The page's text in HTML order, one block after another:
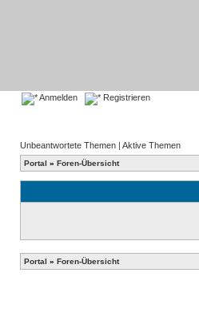
Anmelden Registrieren
Unbeantwortete Themen | Aktive Themen
Portal » Foren-Übersicht
Portal » Foren-Übersicht